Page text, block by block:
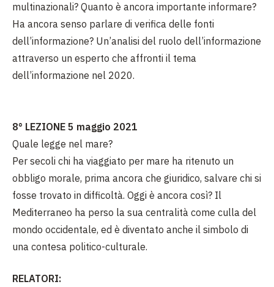
multinazionali? Quanto è ancora importante informare?
Ha ancora senso parlare di verifica delle fonti
dell’informazione? Un’analisi del ruolo dell’informazione
attraverso un esperto che affronti il tema
dell’informazione nel 2020.
8° LEZIONE 5 maggio 2021
Quale legge nel mare?
Per secoli chi ha viaggiato per mare ha ritenuto un
obbligo morale, prima ancora che giuridico, salvare chi si
fosse trovato in difficoltà. Oggi è ancora così? Il
Mediterraneo ha perso la sua centralità come culla del
mondo occidentale, ed è diventato anche il simbolo di
una contesa politico-culturale.
RELATORI: